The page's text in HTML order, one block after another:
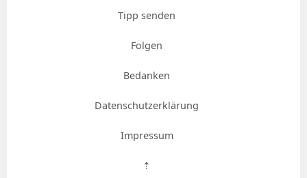
Tipp senden
Folgen
Bedanken
Datenschutzerklärung
Impressum
⇡